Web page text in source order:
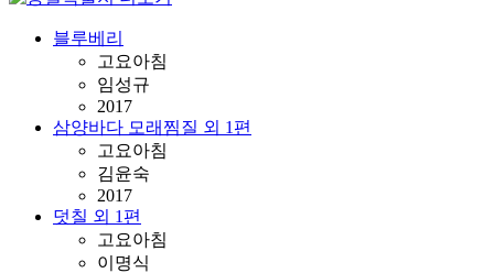
블루베리
고요아침
임성규
2017
삼양바다 모래찜질 외 1편
고요아침
김윤숙
2017
덧칠 외 1편
고요아침
이명식